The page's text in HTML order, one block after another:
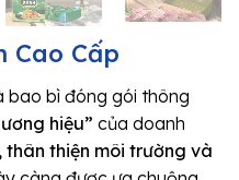
Cao Cấp
bao bì đóng gói thông
hiệu” của doanh
thân thiện môi trường và